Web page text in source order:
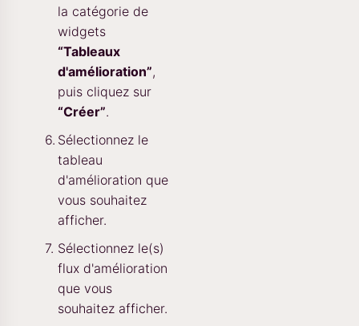
la catégorie de
widgets
“Tableaux
d'amélioration”,
puis cliquez sur
“Créer”.
Sélectionnez le
tableau
d'amélioration que
vous souhaitez
afficher.
Sélectionnez le(s)
flux d'amélioration
que vous
souhaitez afficher.